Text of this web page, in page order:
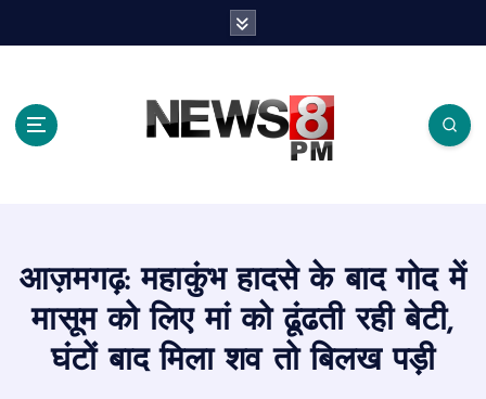
आज़मगढ़: महाकुंभ हादसे के बाद गोद में
मासूम को लिए मां को ढूंढती रही बेटी,
घंटों बाद मिला शव तो बिलख पड़ी